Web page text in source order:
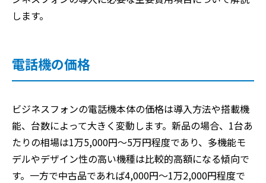
します。
電話機の価格
ビジネスフォンの電話機本体の価格は導入方法や搭載機
能、台数によって大きく変動します。新品の場合、1台あ
たりの相場は1万5,000円〜5万円程度であり、多機能モ
デルやデザイン性の高い機種は比較的高額になる傾向で
す。一方で中古品であれば4,000円〜1万2,000円程度で